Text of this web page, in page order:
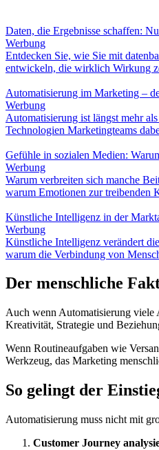
Daten, die Ergebnisse schaffen:
Werbung
Entdecken Sie, wie Sie mit
entwickeln, die wirklich Wirkung
Automatisierung im Marketing –
Werbung
Automatisierung ist längst mehr
Technologien Marketingteams
Gefühle in sozialen Medien:
Werbung
Warum verbreiten sich manche
warum Emotionen zur treibenden
Künstliche Intelligenz in der
Werbung
Künstliche Intelligenz verändert
warum die Verbindung von
Der menschliche
Auch wenn Automatisierung viele
Kreativität, Strategie und
Wenn Routineaufgaben wie
Werkzeug, das Marketing
So gelingt der
Automatisierung muss nicht mit
Customer Journey